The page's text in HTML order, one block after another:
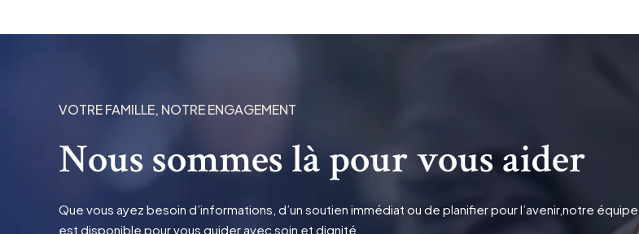
VOTRE FAMILLE, NOTRE ENGAGEMENT
Nous sommes là pour vous aider
Que vous ayez besoin d’informations, d’un soutien immédiat ou de planifier pour l’avenir,notre équipe
est disponible pour vous guider avec soin et dignité.